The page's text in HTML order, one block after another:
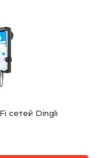
сетей Dingli